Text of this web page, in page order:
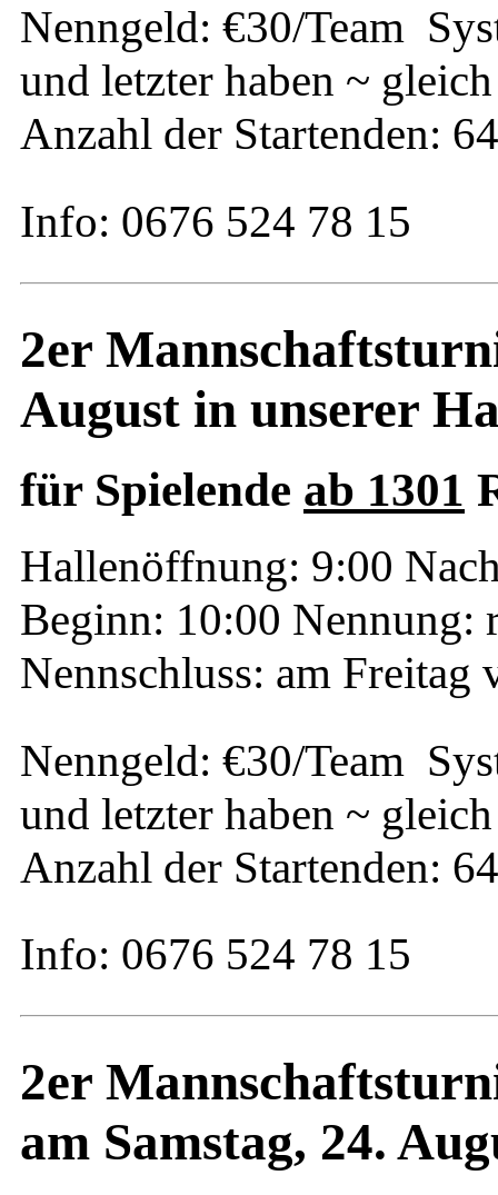
Nenngeld: €30/Team
und letzter haben ~
Anzahl der Startenden: 64
Info: 0676 524 78 15
2er
August in unserer
für Spielende ab 1301
Hallenöffnung: 9:00
Beginn: 10:00 Nennung:
Nennschluss: am Freitag
Nenngeld: €30/Team
und letzter haben ~
Anzahl der Startenden: 64
Info: 0676 524 78 15
2er
am Samstag, 24.